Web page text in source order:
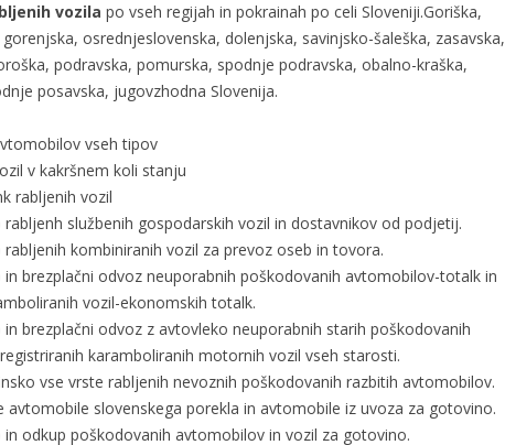
vozila po vseh regijah in pokrainah po celi Sloveniji.Goriška,
osrednjeslovenska, dolenjska, savinjsko-šaleška, zasavska,
podravska, pomurska, spodnje podravska, obalno-kraška,
posavska, jugovzhodna Slovenija.
vseh tipov
v kakršnem koli stanju
rabljenih vozil
službenih gospodarskih vozil in dostavnikov od podjetij.
kombiniranih vozil za prevoz oseb in tovora.
in brezplačni odvoz neuporabnih poškodovanih avtomobilov-totalk in
vozil-ekonomskih totalk.
brezplačni odvoz z avtovleko neuporabnih starih poškodovanih
karamboliranih motornih vozil vseh starosti.
vse vrste rabljenih nevoznih poškodovanih razbitih avtomobilov.
avtomobile slovenskega porekla in avtomobile iz uvoza za gotovino.
in odkup poškodovanih avtomobilov in vozil za gotovino.